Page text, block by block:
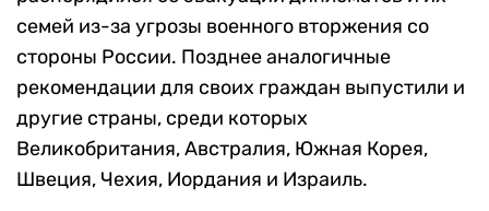
семей из-за угрозы военного вторжения со
стороны России. Позднее аналогичные
рекомендации для своих граждан выпустили и
другие страны, среди которых
Великобритания, Австралия, Южная Корея,
Швеция, Чехия, Иордания и Израиль.